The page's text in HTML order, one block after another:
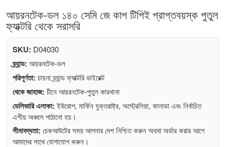
আয়রনটেক-ডল ১৪০ সেমি জে কাপ টিপিই প্রাপ্তবয়স্ক পুতুল
ফ্যাক্টরি থেকে সরাসরি
SKU: D04030
ব্র্যান্ড: আয়রনটেক-ডল
পরিপূর্ণতা: চায়না ব্র্যান্ড ফ্যাক্টরি ডাইরেক্ট
থেকে জাহাজ: চীনে আয়রনটেক-পুতুল কারখানা
ডেলিভারি এলাকা: ইউরোপ, মার্কিন যুক্তরাষ্ট্র, অস্ট্রেলিয়া, কানাডা এবং নির্বাচিত
এশীয় অঞ্চলে পাঠানো হয়।
সীমাবদ্ধতা: চেকআউটের সময় আপনার দেশ নিশ্চিত করুন অথবা অর্ডার করার আগে
আমাদের সাথে যোগাযোগ করুন।